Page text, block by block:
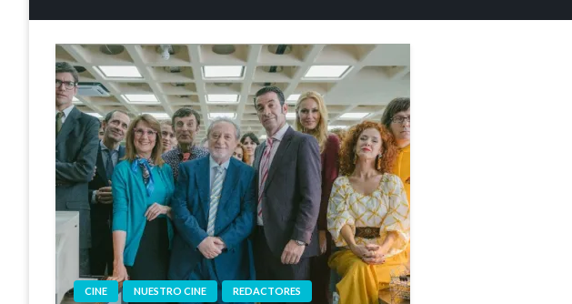
CINE NUESTRO CINE REDACTORES